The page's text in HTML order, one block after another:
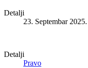
Detalji
23. Septembar 2025.
Detalji
Pravo